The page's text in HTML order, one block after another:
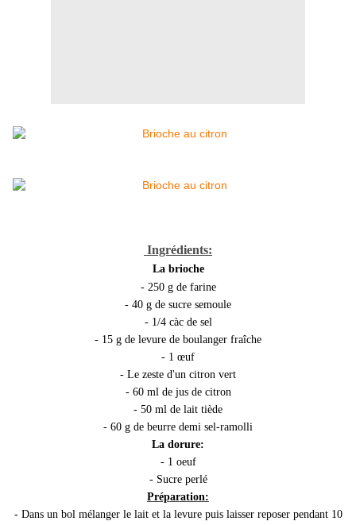
Ingrédients:
La brioche
- 250 g de farine
- 40 g de sucre semoule
- 1/4 càc de sel
- 15 g de levure de boulanger fraîche
- 1 œuf
- Le zeste d'un citron vert
- 60 ml de jus de citron
- 50 ml de lait tiède
- 60 g de beurre demi sel-ramolli
La dorure:
- 1 oeuf
- Sucre perlé
Préparation:
- Dans un bol mélanger le lait et la levure puis laisser reposer pendant 10